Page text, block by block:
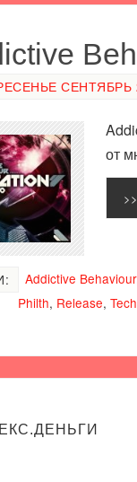
СЕНТЯБРЬ
от
>>
Addictive Behaviour
Philth, Release,